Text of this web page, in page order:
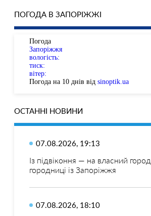
ПОГОДА В ЗАПОРІЖЖІ
Погода
Запоріжжя
вологість:
тиск:
вітер:
Погода на 10 днів від sinoptik.ua
ОСТАННІ НОВИНИ
07.08.2026, 19:13
Із підвіконня — на власний
городниці із Запоріжжя
07.08.2026, 18:10